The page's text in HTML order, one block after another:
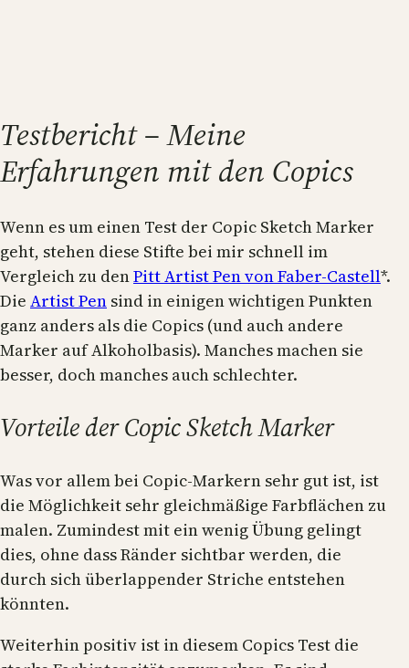
Testbericht – Meine
Erfahrungen mit den Copics
Wenn es um einen Test der Copic Sketch Marker
geht, stehen diese Stifte bei mir schnell im
Vergleich zu denPitt Artist Pen von Faber-Castell*.
Die Artist Pen sind in einigen wichtigen Punkten
ganz anders als die Copics (und auch andere
Marker auf Alkoholbasis). Manches machen sie
besser, doch manches auch schlechter.
Vorteile der Copic Sketch Marker
Was vor allem bei Copic-Markern sehr gut ist, ist
die Möglichkeit sehr gleichmäßige Farbflächen zu
malen. Zumindest mit ein wenig Übung gelingt
dies, ohne dass Ränder sichtbar werden, die
durch sich überlappender Striche entstehen
könnten.
Weiterhin positiv ist in diesem Copics Test die